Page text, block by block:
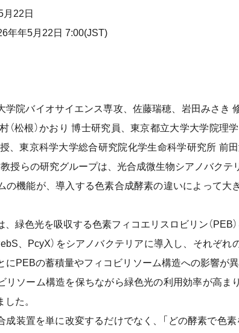
22日
年年5月22日 7:00(JST)
院バイオサイエンス専攻、佐藤瑞穂、岩田みさき 修
（松根）かおり 博士研究員、東京都立大学大学院理
、東京科学大学総合研究院化学生命科学研究所 前
授らの研究グループは、光合成微生物シアノバクテ
の機能が、導入する色素合成酵素の違いによって大
緑色光を吸収する色素フィコエリスロビリン（PEB
、PcyX）をシアノバクテリアに導入し、それぞれ
にPEBの蓄積量やフィコビリソーム構造への影響が
リソーム構造を保ちながら緑色光の利用効率が高ま
た。
装置を単に改変するだけでなく、「どの酵素で色素